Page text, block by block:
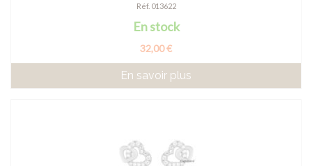
Réf. 013622
En stock
32,00 €
En savoir plus